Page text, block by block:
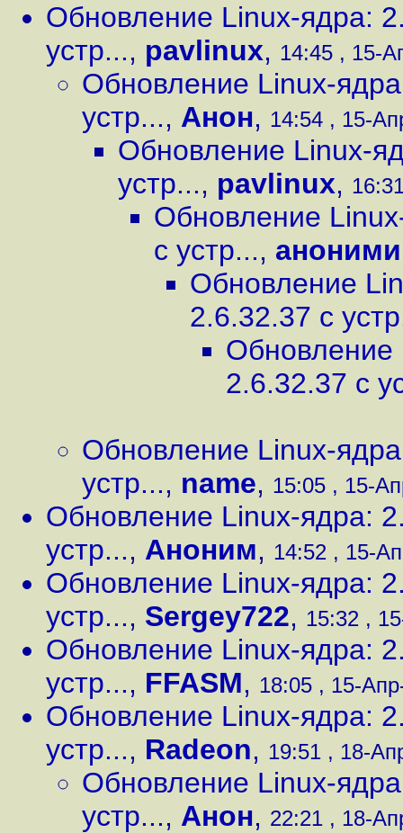
Обновление Linux-ядра:
устр..., pavlinux, 14:45 , 15-
Обновление Linux-
устр..., Анон, 14:54 , 15-
Обновление Linux-
устр..., pavlinux,
Обновление
с устр...,
Обновление
2.6.32.37 с
Обновление
2.6.32.37 с
Обновление Linux-
устр..., name, 15:05 , 15-
Обновление Linux-ядра:
устр..., Аноним, 14:52 , 15-
Обновление Linux-ядра:
устр..., Sergey722, 15:32 ,
Обновление Linux-ядра:
устр..., FFASM, 18:05 , 15-
Обновление Linux-ядра:
устр..., Radeon, 19:51 , 18-
Обновление Linux-
устр..., Анон, 22:21 , 18-